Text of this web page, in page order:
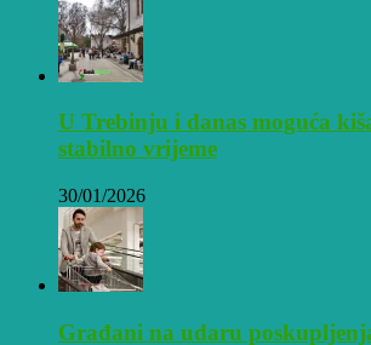
U Trebinju i danas moguća
stabilno vrijeme
30/01/2026
Građani na udaru